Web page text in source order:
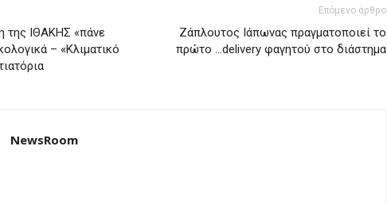
της ΙΘΑΚΗΣ «πάνε
– «Κλιματικό
Επόμενο άρθρο
Ζάπλουτος Ιάπωνας πραγματοποιεί το
πρώτο …delivery φαγητού στο διάστημα
NewsRoom